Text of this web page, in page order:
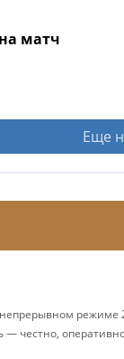
матч
Еще
непрерывном
— честно,